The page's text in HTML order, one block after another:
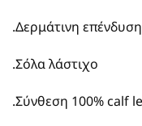
.Δερμάτινη επένδυση
.Σόλα λάστιχο
.Σύνθεση 100% calf